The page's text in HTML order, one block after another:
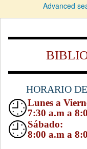
Advanced
HORARIO
Lunes a
7:30 a.m a
Sábado:
8:00 a.m a